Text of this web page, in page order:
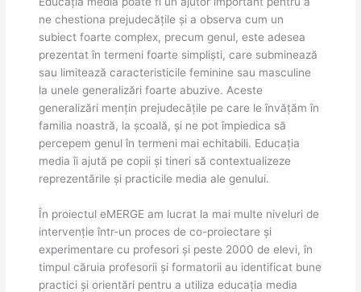
ne chestiona prejudecățile și a observa cum un
subiect foarte complex, precum genul, este adesea
prezentat în termeni foarte simpliști, care subminează
sau limitează caracteristicile feminine sau masculine
la unele generalizări foarte abuzive. Aceste
generalizări mențin prejudecățile pe care le învățăm în
familia noastră, la școală, și ne pot împiedica să
percepem genul în termeni mai echitabili. Educația
media îi ajută pe copii și tineri să contextualizeze
reprezentările și practicile media ale genului.
În proiectul eMERGE am lucrat la mai multe niveluri de
intervenție într-un proces de co-proiectare și
experimentare cu profesori și peste 2000 de elevi, în
timpul căruia profesorii și formatorii au identificat bune
practici și orientări pentru a utiliza educația media